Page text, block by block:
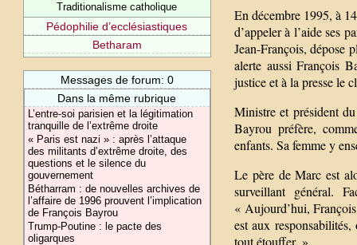
Traditionalisme catholique
Pédophilie d’ecclésiastiques
Betharam
Messages de forum: 0
Dans la même rubrique
L’entre-soi parisien et la légitimation
tranquille de l’extrême droite
« Paris est nazi » : après l’attaque
des militants d’extrême droite, des
questions et le silence du
gouvernement
Bétharram : de nouvelles archives de
l’affaire de 1996 prouvent l’implication
de François Bayrou
Trump-Poutine : le pacte des
oligarques
En décembre 1995, à
d’appeler à l’aide ses
Jean-François, dépose
alerte aussi François
justice et à la presse le
Ministre et président
Bayrou préfère,
enfants. Sa femme y
Le père de Marc est
surveillant général.
« Aujourd’hui,
est aux
tout étouffer. »